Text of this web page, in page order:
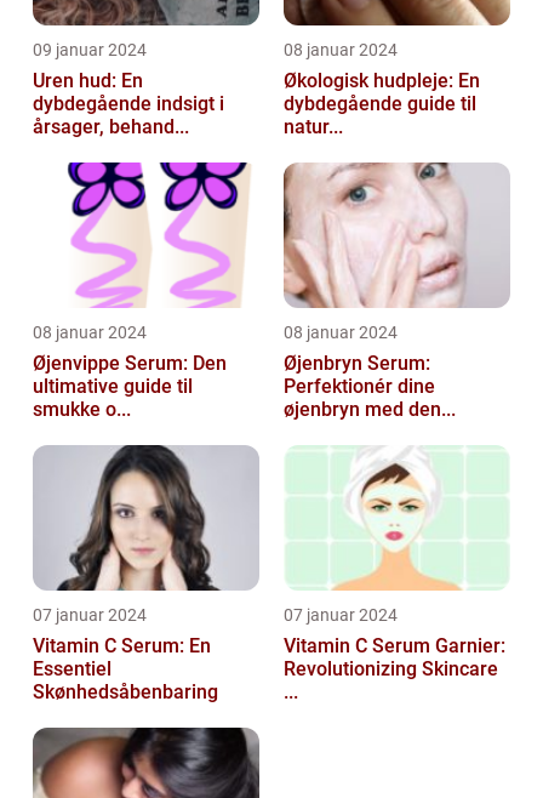
09 januar 2024
Uren hud: En
dybdegående indsigt i
årsager, behand...
08 januar 2024
Økologisk hudpleje: En
dybdegående guide til
natur...
08 januar 2024
Øjenvippe Serum: Den
ultimative guide til
smukke o...
08 januar 2024
Øjenbryn Serum:
Perfektionér dine
øjenbryn med den...
07 januar 2024
Vitamin C Serum: En
Essentiel
Skønhedsåbenbaring
07 januar 2024
Vitamin C Serum Garnier:
Revolutionizing Skincare
...